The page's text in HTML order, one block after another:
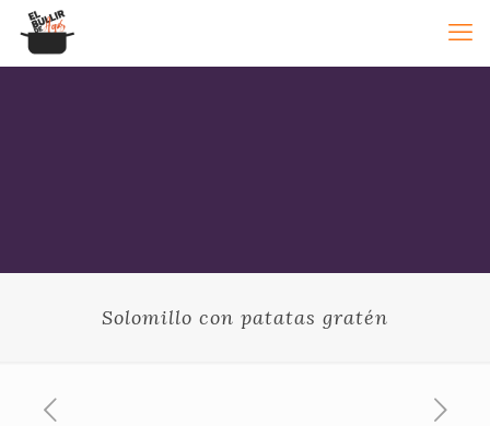
Solomillo con patatas gratén